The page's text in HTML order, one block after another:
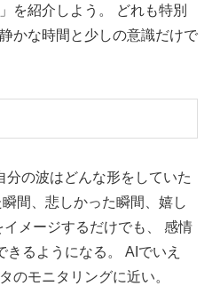
を紹介しよう。 どれも特別
かな時間と少しの意識だけで
分の波はどんな形をしていた
間、悲しかった瞬間、嬉し
メージするだけでも、 感情
きるようになる。 AIでいえ
のモニタリングに近い。